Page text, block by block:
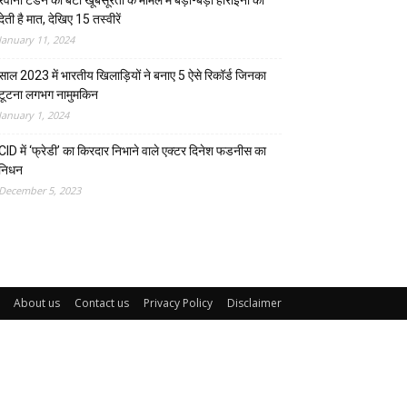
है मात, देखिए 15 तस्वीरें
January 11, 2024
2023 में भारतीय खिलाड़ियों ने बनाए 5 ऐसे रिकॉर्ड जिनका
लगभग नामुमकिन
January 1, 2024
में ‘फ्रेडी’ का किरदार निभाने वाले एक्टर दिनेश फडनीस का
December 5, 2023
About us Contact us Privacy Policy Disclaimer